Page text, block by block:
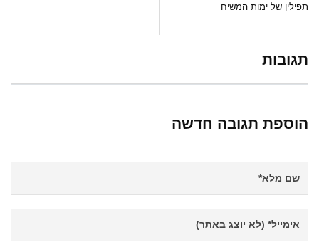
תפילין של ימות המשיח
תגובות
הוספת תגובה חדשה